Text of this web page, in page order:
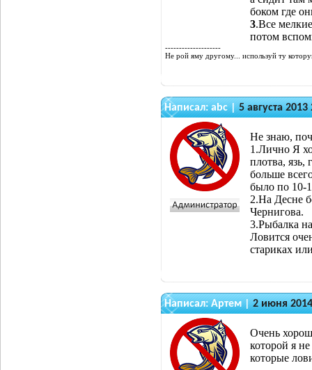
боком где
3.Все
потом
--------------------
Не рой яму другому... используй ту
Написал:abc|5 августа 2013
Не знаю,
1.Лично Я
плотва,
больше
было по 10-
2.На Десне
Чернигова.
3.Рыбалка
Ловится
стариках
Написал:Артем|2 июня
Очень
которой я
которые